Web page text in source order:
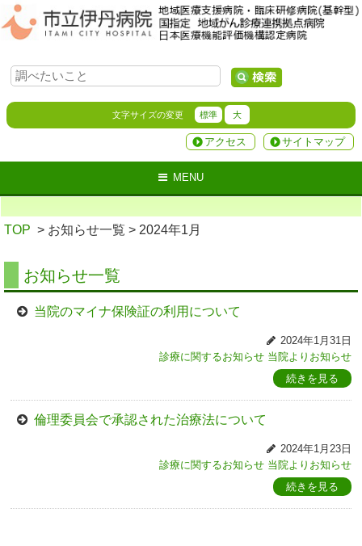
文字サイズの変更 標準 大
サイトマップ
アクセス
MENU
TOP > お知らせ一覧 > 2024年1月
お知らせ一覧
当院のマイナ保険証の利用について
2024年1月31日
診療に関するお知らせ 当院よりお知らせ
続きを見る
倫理委員会で承認された治療法について
2024年1月23日
診療に関するお知らせ 当院よりお知らせ
続きを見る